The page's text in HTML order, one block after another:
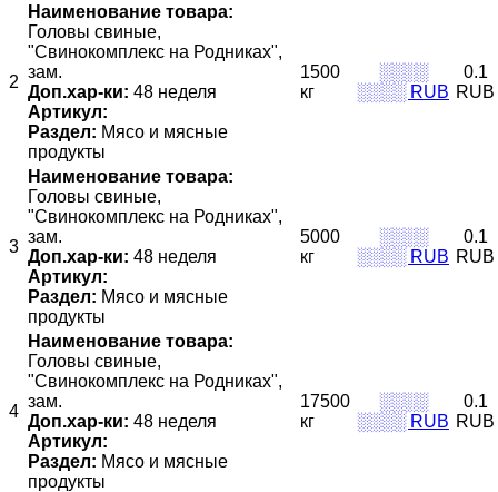
2
Наименование товара:
Головы свиные,
"Свинокомплекс на Родниках",
зам.
Доп.хар-ки: 48 неделя
Артикул:
Раздел: Мясо и мясные
продукты
1500
кг
░░░░
░░░░ RUB
0.1
RUB
3
Наименование товара:
Головы свиные,
"Свинокомплекс на Родниках",
зам.
Доп.хар-ки: 48 неделя
Артикул:
Раздел: Мясо и мясные
продукты
5000
кг
░░░░
░░░░ RUB
0.1
RUB
4
Наименование товара:
Головы свиные,
"Свинокомплекс на Родниках",
зам.
Доп.хар-ки: 48 неделя
Артикул:
Раздел: Мясо и мясные
продукты
17500
кг
░░░░
░░░░ RUB
0.1
RUB